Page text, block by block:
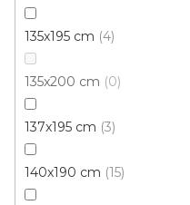
135x195 cm 4
135x200 cm 0
137x195 cm 3
140x190 cm 15
60x100 cm 160x220 cm